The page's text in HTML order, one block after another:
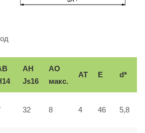
AH
Js16
АО
макс.
AT E d*
32 8 4 46 5,8